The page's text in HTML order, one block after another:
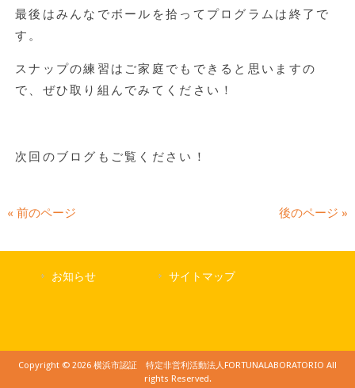
最後はみんなでボールを拾ってプログラムは終了で
す。
スナップの練習はご家庭でもできると思いますの
で、ぜひ取り組んでみてください！
次回のブログもご覧ください！
« 前のページ 後のページ »
お知らせ サイトマップ
Copyright © 2026 横浜市認証 特定非営利活動法人FORTUNALABORATORIO All
rights Reserved.